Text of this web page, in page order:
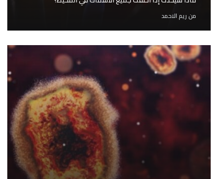
من ريم الاحمد